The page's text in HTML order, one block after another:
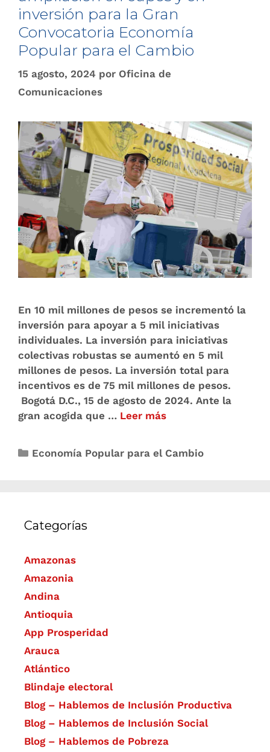
inversión para la Gran
Convocatoria Economía
Popular para el Cambio
15 agosto, 2024 por Oficina de
Comunicaciones
En 10 mil millones de pesos se incrementó la
inversión para apoyar a 5 mil iniciativas
individuales. La inversión para iniciativas
colectivas robustas se aumentó en 5 mil
millones de pesos. La inversión total para
incentivos es de 75 mil millones de pesos.
Bogotá D.C., 15 de agosto de 2024. Ante la
gran acogida que … Leer más
Economía Popular para el Cambio
Categorías
Amazonas
Amazonia
Andina
Antioquia
App Prosperidad
Arauca
Atlántico
Blindaje electoral
Blog – Hablemos de Inclusión Productiva
Blog – Hablemos de Inclusión Social
Blog – Hablemos de Pobreza